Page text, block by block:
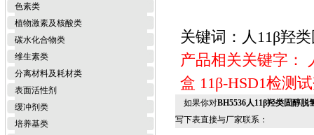
色素类
植物激素及核酸类
碳水化合物类
维生素类
分离材料及耗材类
表面活性剂
缓冲剂类
培养基类
关键词：人11β羟
产品相关关键字：
盒 11β-HSD1检测
如果你对BH5536人11β羟类固醇脱
写下表直接与厂家联系：